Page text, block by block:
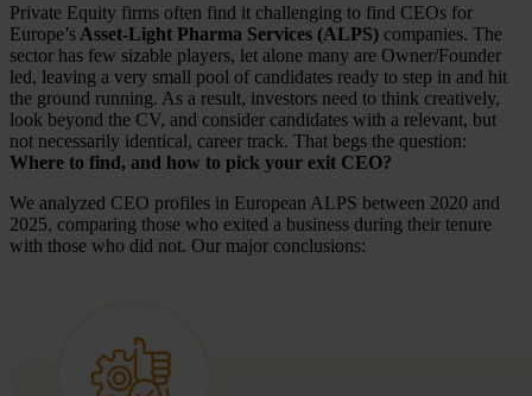
Private Equity firms often find it challenging to find CEOs for
Europe’s Asset-Light Pharma Services (ALPS) companies. The
sector has few sizable players, let alone many are Owner/Founder
led, leaving a very small pool of candidates ready to step in and hit
the ground running. As a result, investors need to think creatively,
look beyond the CV, and consider candidates with a relevant, but
not necessarily identical, career track. That begs the question:
Where to find, and how to pick your exit CEO?
We analyzed CEO profiles in European ALPS between 2020 and
2025, comparing those who exited a business during their tenure
with those who did not. Our major conclusions: